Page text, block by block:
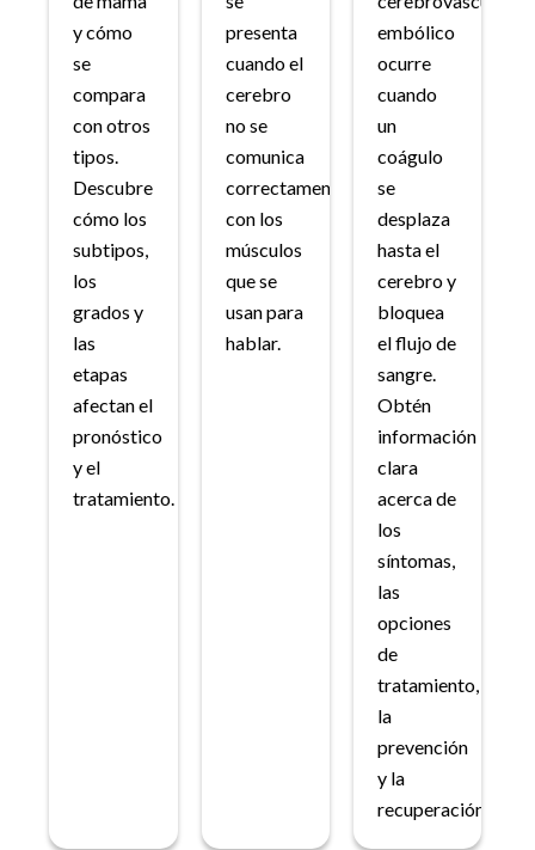
y cómo
se
compara
con otros
tipos.
Descubre
cómo los
subtipos,
los
grados y
las
etapas
afectan el
pronóstico
y el
tratamiento.
presenta
cuando el
cerebro
no se
comunica
correctamente
con los
músculos
que se
usan para
hablar.
embólico
ocurre
cuando
un
coágulo
se
desplaza
hasta el
cerebro y
bloquea
el flujo de
sangre.
Obtén
información
clara
acerca de
los
síntomas,
las
opciones
de
tratamiento,
la
prevención
y la
recuperación.